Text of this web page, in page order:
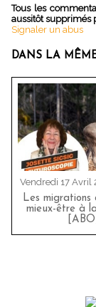
Tous les
aussitôt supprimés
Signaler un abus
DANS LA
Vendredi 17 Avril
Les migrations
mieux-être à
[ABO]